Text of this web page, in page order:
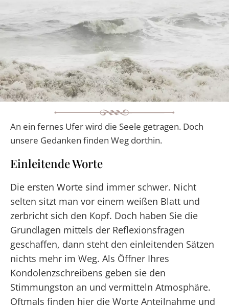
An ein fernes Ufer wird die Seele getragen. Doch
unsere Gedanken finden Weg dorthin.
Einleitende Worte
Die ersten Worte sind immer schwer. Nicht
selten sitzt man vor einem weißen Blatt und
zerbricht sich den Kopf. Doch haben Sie die
Grundlagen mittels der Reflexionsfragen
geschaffen, dann steht den einleitenden Sätzen
nichts mehr im Weg. Als Öffner Ihres
Kondolenzschreibens geben sie den
Stimmungston an und vermitteln Atmosphäre.
Oftmals finden hier die Worte Anteilnahme und